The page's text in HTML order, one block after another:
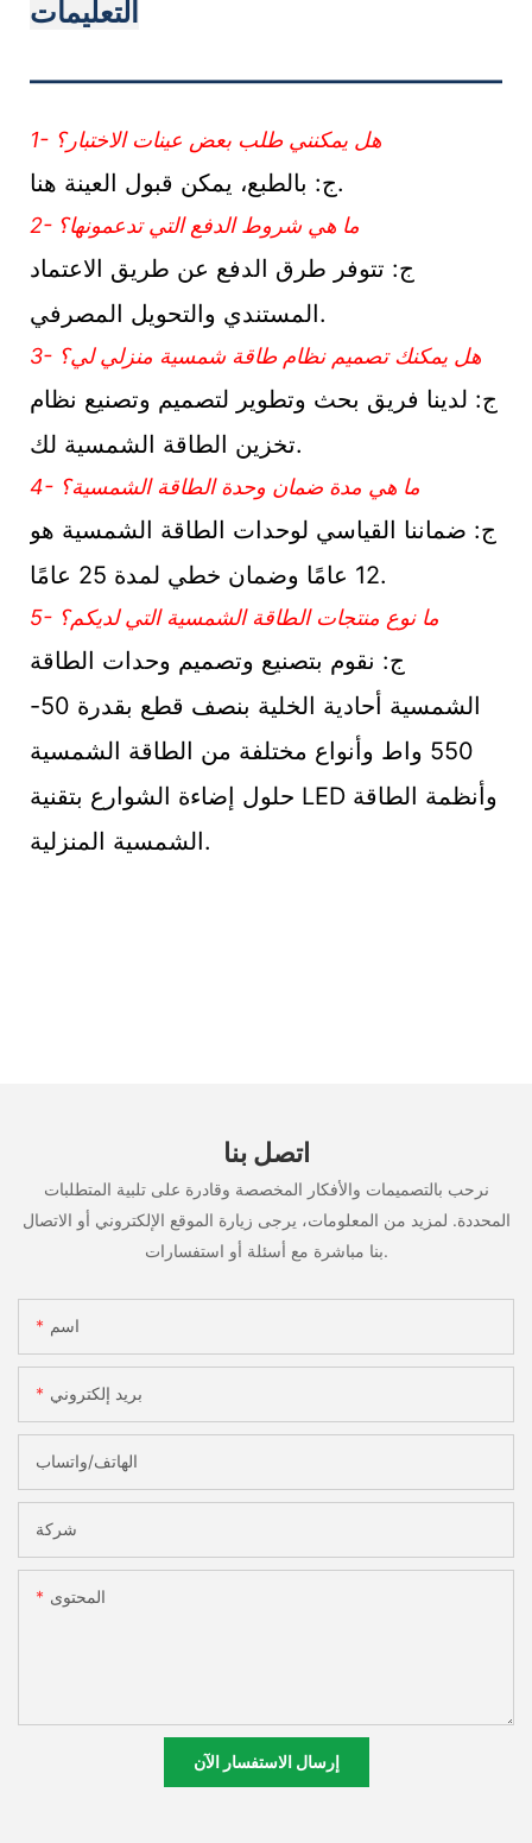
التعليمات
1- هل يمكنني طلب بعض عينات الاختبار؟
ج: بالطبع، يمكن قبول العينة هنا.
2- ما هي شروط الدفع التي تدعمونها؟
ج: تتوفر طرق الدفع عن طريق الاعتماد
المستندي والتحويل المصرفي.
3- هل يمكنك تصميم نظام طاقة شمسية منزلي لي؟
ج: لدينا فريق بحث وتطوير لتصميم وتصنيع نظام
تخزين الطاقة الشمسية لك.
4- ما هي مدة ضمان وحدة الطاقة الشمسية؟
ج: ضماننا القياسي لوحدات الطاقة الشمسية هو
12 عامًا وضمان خطي لمدة 25 عامًا.
5- ما نوع منتجات الطاقة الشمسية التي لديكم؟
ج: نقوم بتصنيع وتصميم وحدات الطاقة
الشمسية أحادية الخلية بنصف قطع بقدرة 50-
550 واط وأنواع مختلفة من الطاقة الشمسية
حلول إضاءة الشوارع بتقنية LED وأنظمة الطاقة
الشمسية المنزلية.
اتصل بنا
نرحب بالتصميمات والأفكار المخصصة وقادرة على تلبية المتطلبات
المحددة. لمزيد من المعلومات، يرجى زيارة الموقع الإلكتروني أو الاتصال
بنا مباشرة مع أسئلة أو استفسارات.
اسم
بريد إلكتروني
الهاتف/واتساب
شركة
المحتوى
إرسال الاستفسار الآن